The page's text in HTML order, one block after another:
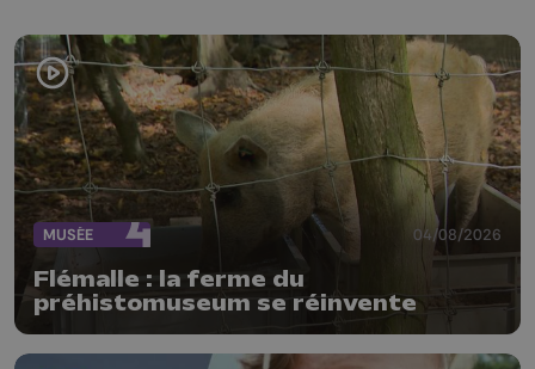
MUSÉE 04/08/2026
Flémalle : la ferme du
préhistomuseum se réinvente